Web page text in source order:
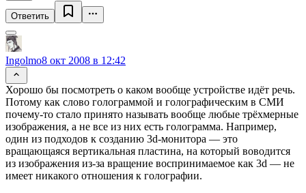
Ответить
Ingolmo8 окт 2008 в 12:42
Хорошо бы посмотреть о каком вообще устройстве идёт речь.
Потому как слово голограммой и голографическим в СМИ
почему-то стало принято называть вообще любые трёхмерные
изображения, а не все из них есть голограмма. Например,
один из подходов к созданию 3d-монитора — это
вращающаяся вертикальная пластина, на который воводится
из изображения из-за вращение воспринимаемое как 3d — не
имеет никакого отношения к голографии.